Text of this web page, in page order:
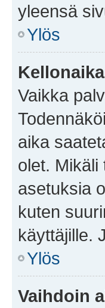
yleensä
Ylös
Vaikka
aika
olet.
asetuksia
kuten
käyttäjille.
Ylös
Vaihdoin